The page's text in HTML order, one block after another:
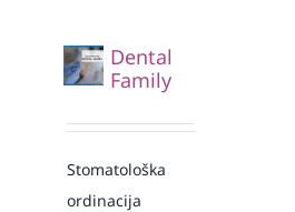
Dental
Family
Stomatološka
ordinacija